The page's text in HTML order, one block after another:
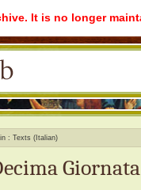
It is no longer
Texts (Italian)